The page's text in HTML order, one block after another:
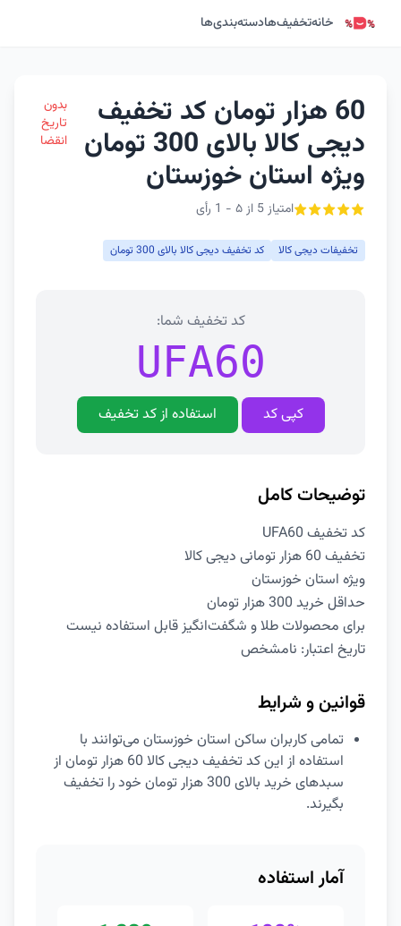
خانهتخفیف‌هادسته‌بندی‌ها
60 هزار تومان کد تخفیف
دیجی کالا بالای 300 تومان
ویژه استان خوزستان
امتیاز 5 از ۵ - 1 رأی
بدون
تاریخ
انقضا
تخفیفات دیجی کالا کد تخفیف دیجی کالا بالای 300 تومان
کد تخفیف شما:
UFA60
کپی کد استفاده از کد تخفیف
توضیحات کامل
کد تخفیف UFA60
تخفیف 60 هزار تومانی دیجی کالا
ویژه استان خوزستان
حداقل خرید 300 هزار تومان
برای محصولات طلا و شگفت‌انگیز قابل استفاده نیست
تاریخ اعتبار: نامشخص
قوانین و شرایط
تمامی کاربران ساکن استان خوزستان می‌توانند با
استفاده از این کد تخفیف دیجی کالا 60 هزار تومان از
سبدهای خرید بالای 300 هزار تومان خود را تخفیف
بگیرند.
آمار استفاده